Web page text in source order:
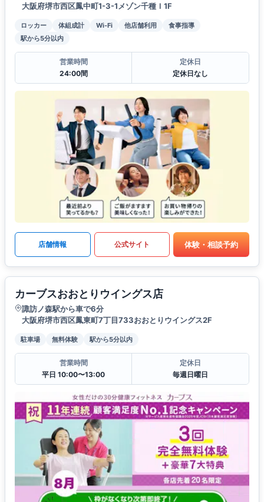
大阪府堺市西区鳳中町1-3-1メゾン千種Ｉ1F
ロッカー 体組成計 Wi-Fi 他店舗利用
食事指導
駅から5分以内
営業時間
24:00間
定休日
定休日なし
店舗情報 公式サイト 体験・相談予約
カーブスおおとりウイングス店
諏訪ノ森駅から車で6分
大阪府堺市西区鳳東町7丁目733おおとりウイングス2F
駐車場 無料体験 駅から5分以内
営業時間
平日 10:00〜13:00
定休日
毎週日曜日